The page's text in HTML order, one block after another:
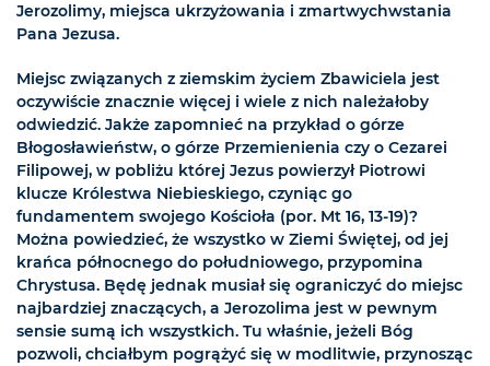
Jerozolimy, miejsca ukrzyżowania i zmartwychwstania
Pana Jezusa.
Miejsc związanych z ziemskim życiem Zbawiciela jest
oczywiście znacznie więcej i wiele z nich należałoby
odwiedzić. Jakże zapomnieć na przykład o górze
Błogosławieństw, o górze Przemienienia czy o Cezarei
Filipowej, w pobliżu której Jezus powierzył Piotrowi
klucze Królestwa Niebieskiego, czyniąc go
fundamentem swojego Kościoła (por. Mt 16, 13-19)?
Można powiedzieć, że wszystko w Ziemi Świętej, od jej
krańca północnego do południowego, przypomina
Chrystusa. Będę jednak musiał się ograniczyć do miejsc
najbardziej znaczących, a Jerozolima jest w pewnym
sensie sumą ich wszystkich. Tu właśnie, jeżeli Bóg
pozwoli, chciałbym pogrążyć się w modlitwie, przynosząc